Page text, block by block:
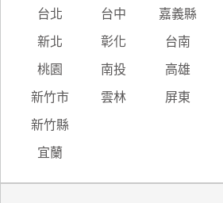
台北 台中 嘉義縣
新北 彰化 台南
桃園 南投 高雄
新竹市 雲林 屏東
新竹縣
宜蘭